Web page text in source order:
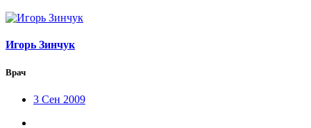
Игорь Зинчук
Врач
3 Сен 2009